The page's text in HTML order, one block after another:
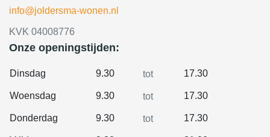
info@joldersma-wonen.nl
KVK 04008776
Onze openingstijden:
Dinsdag 9.30 tot 17.30
Woensdag 9.30 tot 17.30
Donderdag 9.30 tot 17.30